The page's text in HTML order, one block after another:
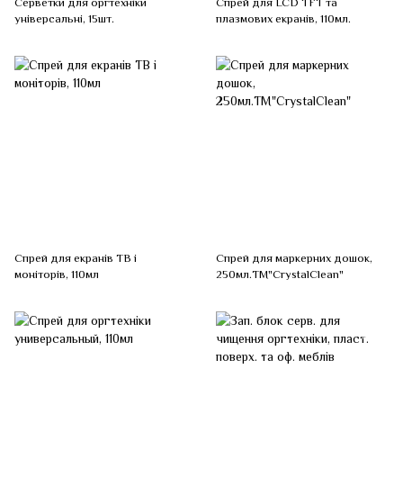
універсальні, 15шт.
плазмових екранів, 110мл.
Спрей для екранів ТВ і
моніторів, 110мл
Спрей для маркерних дошок,
250мл.ТМ"CrystalClean"